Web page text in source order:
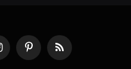
PinterestRSS